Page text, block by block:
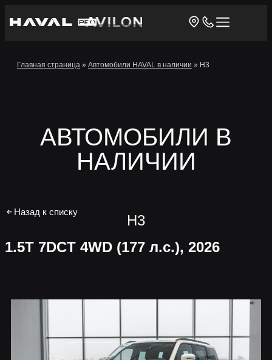
Главная страница » Автомобили HAVAL в наличии » H3
АВТОМОБИЛИ В
НАЛИЧИИ
Назад к списку
H3
1.5T 7DCT 4WD (177 л.с.), 2026